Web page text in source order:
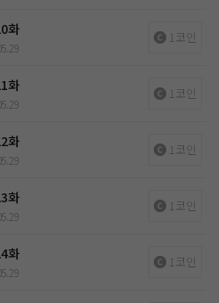
화 1코인
화 1코인
화 1코인
화 1코인
화 1코인